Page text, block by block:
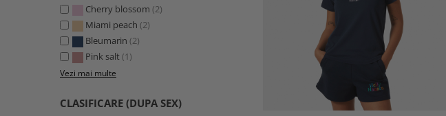
Cherry blossom (2)
Miami peach (2)
Bleumarin (2)
Pink salt (1)
Vezi mai multe
CLASIFICARE (DUPA SEX)